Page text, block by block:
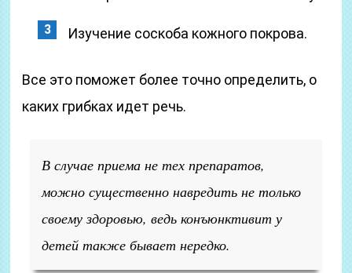
Изучение соскоба кожного покрова.
Все это поможет более точно определить, о
каких грибках идет речь.
В случае приема не тех препаратов,
можно существенно навредить не только
своему здоровью, ведь конъюнктивит у
детей также бывает нередко.